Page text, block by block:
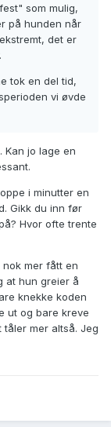
som mulig,
på hunden når
det er
tok en del tid,
vi øvde
Kan jo lage en
i minutter en
Gikk du inn før
Hvor ofte trente
mer fått en
at hun greier å
knekke koden
ut og bare kreve
mer altså. Jeg